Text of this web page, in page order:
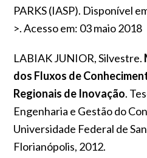
PARKS (IASP). Disponível
>. Acesso em: 03 maio 2018
LABIAK JUNIOR, Silvestre.
dos Fluxos de
Regionais de Inovação.
Engenharia e Gestão do
Universidade Federal de
Florianópolis, 2012.